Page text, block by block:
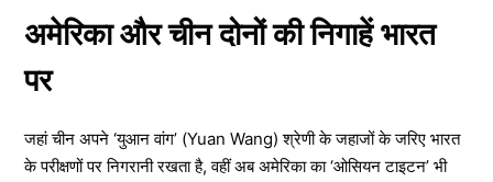
अमेरिका और चीन दोनों की निगाहें भारत
पर
जहां चीन अपने ‘युआन वांग’ (Yuan Wang) श्रेणी के जहाजों के जरिए भारत
के परीक्षणों पर निगरानी रखता है, वहीं अब अमेरिका का ‘ओसियन टाइटन’ भी